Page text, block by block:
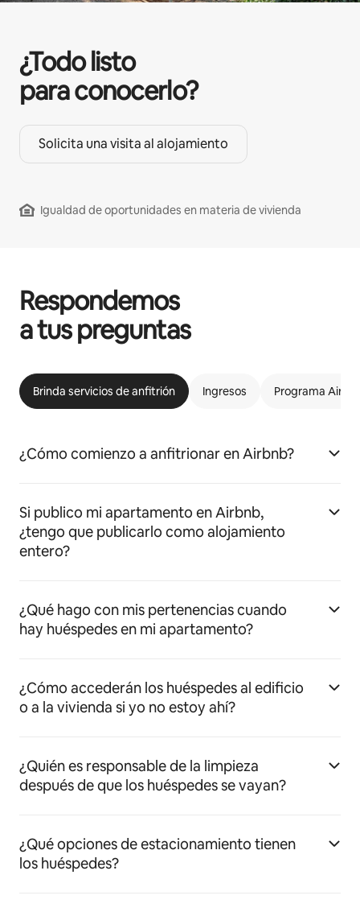
¿Todo listo
para conocerlo?
Solicita una visita al alojamiento
Igualdad de oportunidades en materia de vivienda
Respondemos
a tus preguntas
Brinda servicios de anfitrión Ingresos Programa
¿Cómo comienzo a anfitrionar en Airbnb?
Si publico mi apartamento en Airbnb,
¿tengo que publicarlo como alojamiento
entero?
¿Qué hago con mis pertenencias cuando
hay huéspedes en mi apartamento?
¿Cómo accederán los huéspedes al edificio
o a la vivienda si yo no estoy ahí?
¿Quién es responsable de la limpieza
después de que los huéspedes se vayan?
¿Qué opciones de estacionamiento tienen
los huéspedes?